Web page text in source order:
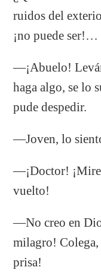
ruidos del
¡no puede ser!…
—¡Abuelo!
haga algo, se lo
pude despedir.
—Joven, lo
—¡Doctor!
vuelto!
—No creo en
milagro! Colega,
prisa!